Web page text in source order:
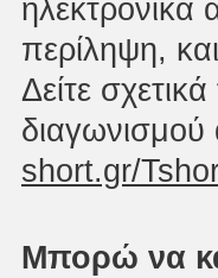
ηλεκτρονικά
περίληψη,
Δείτε
short.gr/
Μπορώ να